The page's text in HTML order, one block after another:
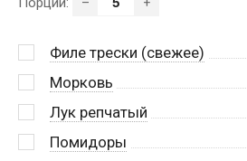
– +
Филе трески (свежее)
Морковь
Лук репчатый
Помидоры